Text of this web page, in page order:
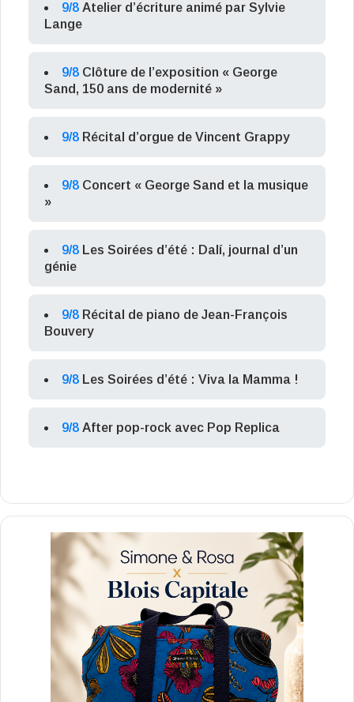
9/8 Atelier d’écriture animé par Sylvie
Lange
9/8 Clôture de l’exposition « George
Sand, 150 ans de modernité »
9/8 Récital d’orgue de Vincent Grappy
9/8 Concert « George Sand et la musique
»
9/8 Les Soirées d’été : Dalí, journal d’un
génie
9/8 Récital de piano de Jean-François
Bouvery
9/8 Les Soirées d’été : Viva la Mamma !
9/8 After pop-rock avec Pop Replica